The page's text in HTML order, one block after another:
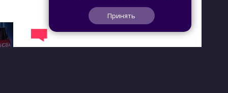
Принять